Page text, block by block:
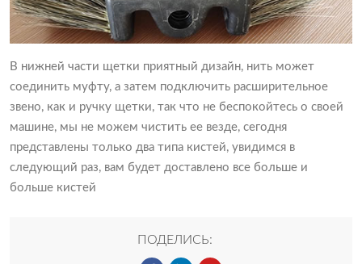
В нижней части щетки приятный дизайн, нить может
соединить муфту, а затем подключить расширительное
звено, как и ручку щетки, так что не беспокойтесь о своей
машине, мы не можем чистить ее везде, сегодня
представлены только два типа кистей, увидимся в
следующий раз, вам будет доставлено все больше и
больше кистей
ПОДЕЛИСЬ: